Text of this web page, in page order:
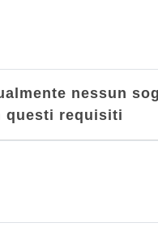
nessun
questi requisiti